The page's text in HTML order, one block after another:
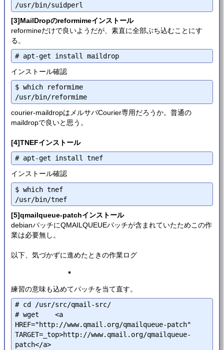
[3]MailDropのreformimeインストール
reformineだけで良いようだが、素直に全部ぶち込むことにす
る。
インストール確認
$ which reformime
courier-maildropはメルサバCourier専用だろうか。普通の
maildropで良いと思う。
[4]TNEFインストール
インストール確認
$ which tnef
[5]qmailqueue-patchインストール
debianパッチにQMAILQUEUEパッチが含まれていたためこの作
業は必要無し。
以下、気づかずに進めたときの作業ログ
練習の意味も込めてパッチを当て直す。
# cd /usr/src/qmail-src/
# wget    <a
HREF="http://www.qmail.org/qmailqueue-patch"
TARGET=_top>http://www.qmail.org/qmailqueue-
patch</a>